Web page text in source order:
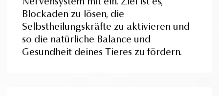
Blockaden zu lösen, die
Selbstheilungskräfte zu aktivieren und
so die natürliche Balance und
Gesundheit deines Tieres zu fördern.